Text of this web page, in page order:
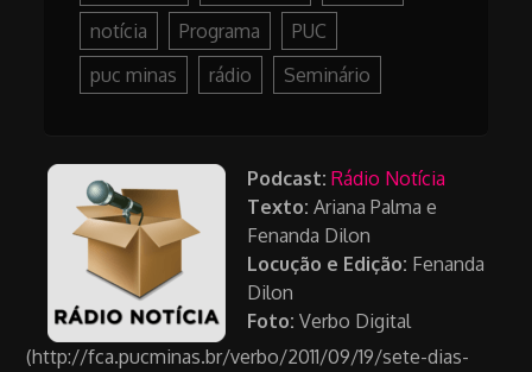
notícia
Programa
PUC
puc minas
rádio Seminário
Podcast: Rádio Notícia
Texto: Ariana Palma e
Fenanda Dilon
Locução e Edição: Fenanda
Dilon
Foto: Verbo Digital
(http://fca.pucminas.br/verbo/2011/09/19/sete-dias-